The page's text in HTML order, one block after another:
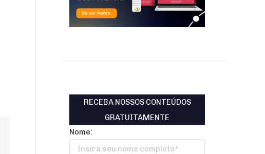
RECEBA NOSSOS CONTEÚDOS
GRATUITAMENTE
Nome: